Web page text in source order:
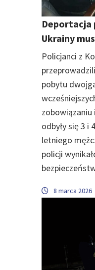
Deportacja
Ukrainy
Policjanci z
pobytu
odbyły się 3 i
letniego
policji
8 marca 2026